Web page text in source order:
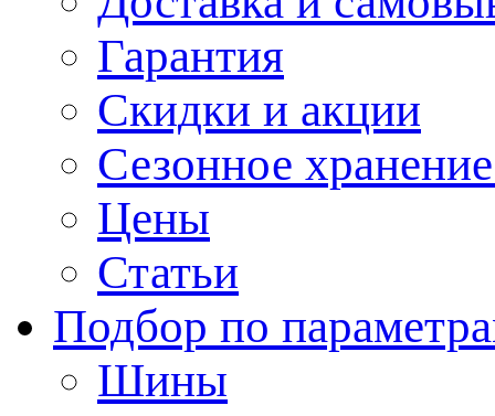
Гарантия
Скидки и акции
Сезонное
Цены
Статьи
Подбор по
Шины